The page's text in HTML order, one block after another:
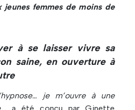
jeunes femmes de moins de
à se laisser vivre sa
saine, en ouverture à
je m’ouvre à une